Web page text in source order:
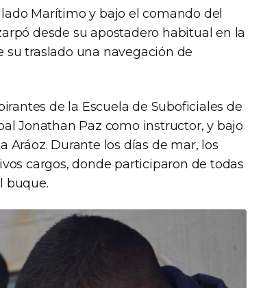
Marítimo y bajo el comando del
desde su apostadero habitual en la
su traslado una navegación de
de la Escuela de Suboficiales de
Jonathan Paz como instructor, y bajo
Aráoz. Durante los días de mar, los
cargos, donde participaron de todas
buque.